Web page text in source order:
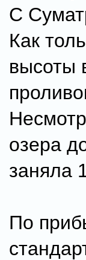
С
Как
высоты
озера
заняла
По